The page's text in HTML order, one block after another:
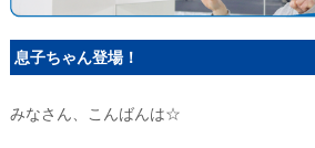
息子ちゃん登場！
みなさん、こんばんは☆